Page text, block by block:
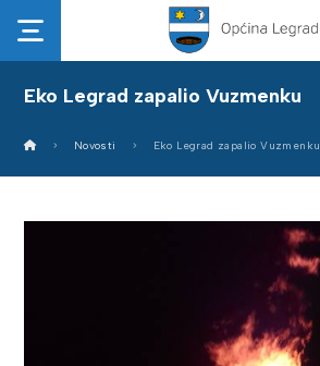
Eko Legrad zapalio Vuzmenku
Novosti Eko Legrad zapalio Vuzmenku